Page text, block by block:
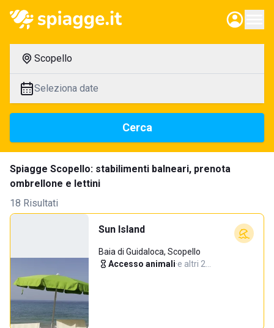
Scopello
Seleziona date
Cerca
Spiagge Scopello: stabilimenti balneari, prenota
ombrellone e lettini
18 Risultati
Sun Island
Baia di Guidaloca, Scopello
Accesso animali·e altri 2…